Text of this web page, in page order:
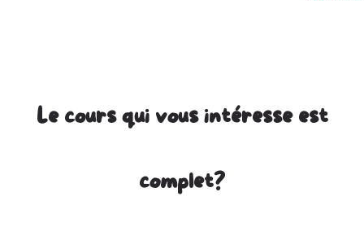
Le cours qui vous intéresse est
complet?